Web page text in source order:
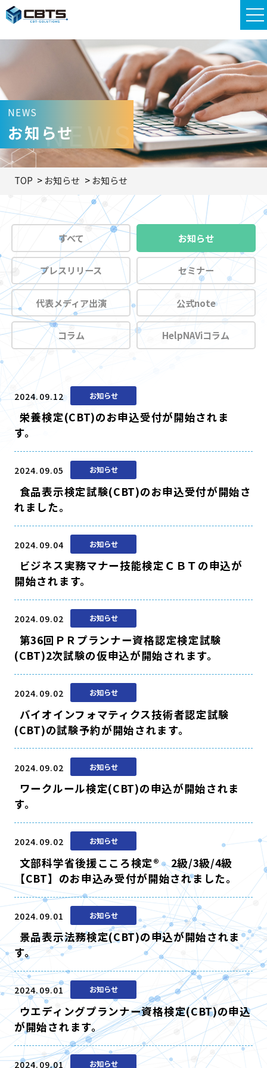
NEWS
お知らせNEWS
TOP お知らせ お知らせ
すべて お知らせ
プレスリリース セミナー
代表メディア出演 公式note
コラム HelpNAViコラム
2024.09.12 お知らせ
栄養検定(CBT)のお申込受付が開始されま
す。
2024.09.05 お知らせ
食品表示検定試験(CBT)のお申込受付が開始さ
れました。
2024.09.04 お知らせ
ビジネス実務マナー技能検定ＣＢＴの申込が
開始されます。
2024.09.02 お知らせ
第36回ＰＲプランナー資格認定検定試験
(CBT)2次試験の仮申込が開始されます。
2024.09.02 お知らせ
バイオインフォマティクス技術者認定試験
(CBT)の試験予約が開始されます。
2024.09.02 お知らせ
ワークルール検定(CBT)の申込が開始されま
す。
2024.09.02 お知らせ
文部科学省後援こころ検定® 2級/3級/4級
【CBT】のお申込み受付が開始されました。
2024.09.01 お知らせ
景品表示法務検定(CBT)の申込が開始されま
す。
2024.09.01 お知らせ
ウエディングプランナー資格検定(CBT)の申込
が開始されます。
2024.09.01 お知らせ